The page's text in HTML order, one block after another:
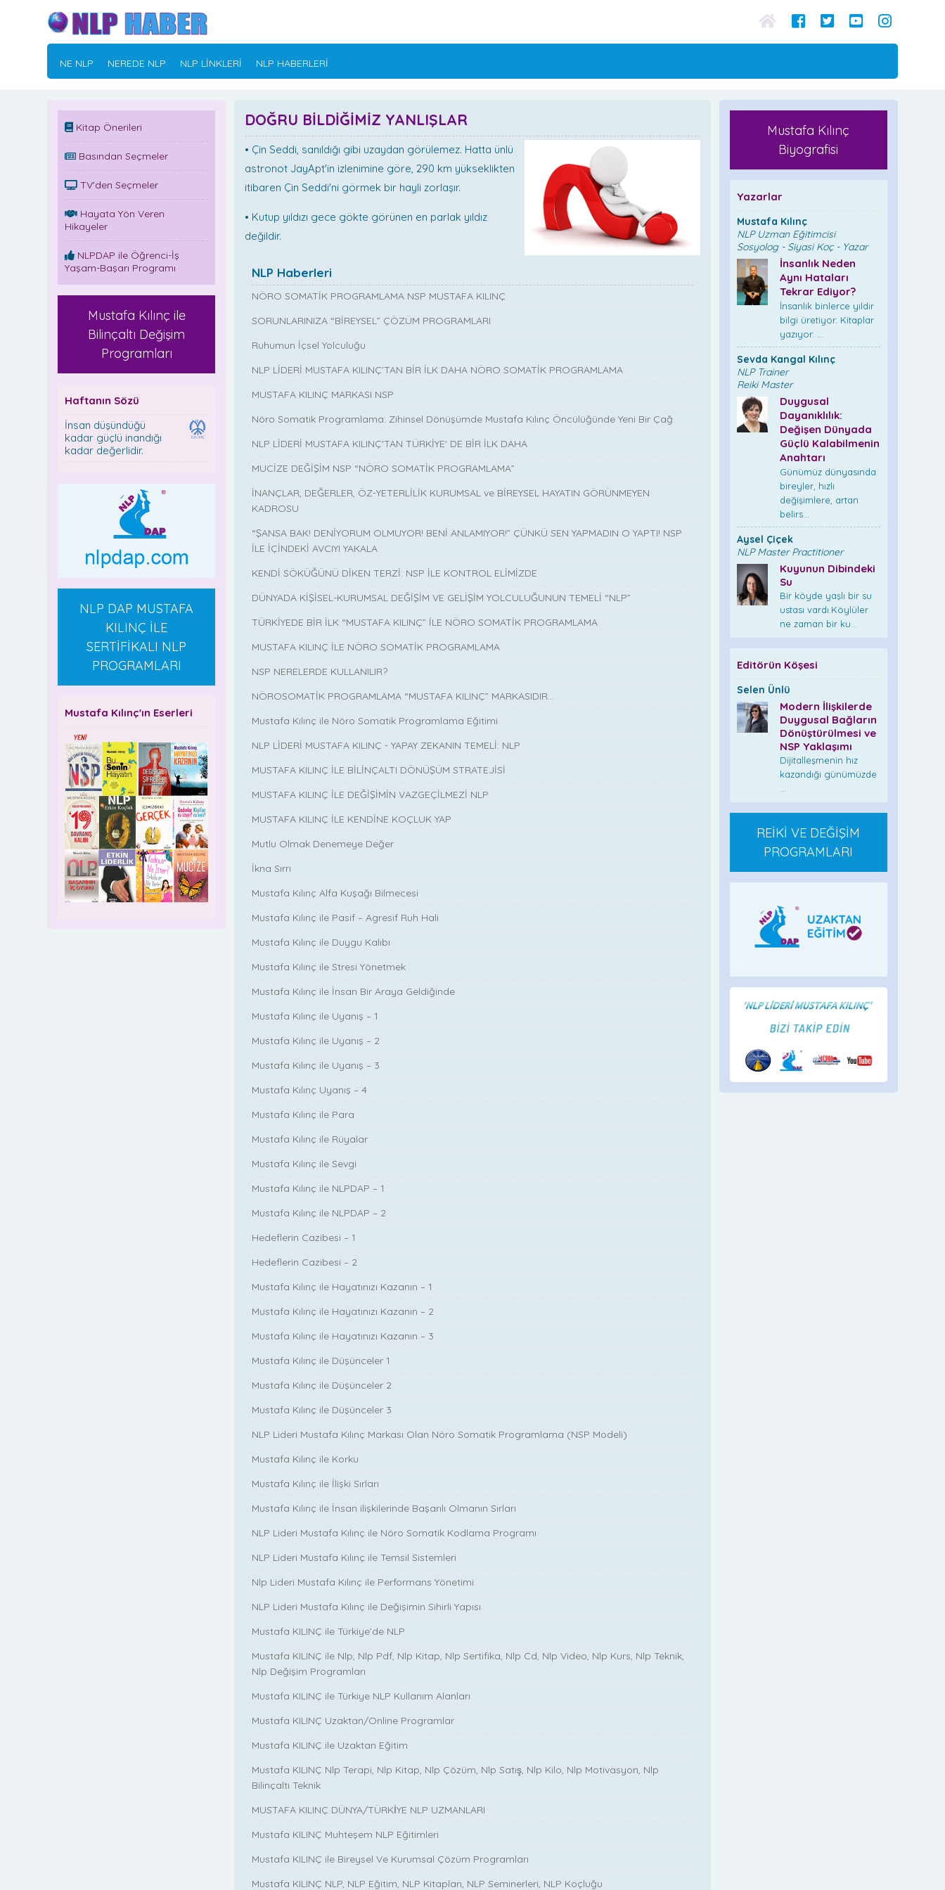
NE NLP NEREDE NLP NLP LİNKLERİ NLP HABERLERİ
Kitap Önerileri
Basından Seçmeler
TV'den Seçmeler
Hayata Yön Veren
Hikayeler
NLPDAP ile Öğrenci-İş
Yaşam-Başarı Programı
Mustafa Kılınç ile
Bilinçaltı Değişim
Programları
Haftanın Sözü
İnsan düşündüğü
kadar güçlü inandığı
kadar değerlidir.
NLP DAP MUSTAFA
KILINÇ İLE
SERTİFİKALI NLP
PROGRAMLARI
Mustafa Kılınç'ın Eserleri
DOĞRU BİLDİĞİMİZ YANLIŞLAR
• Çin Seddi, sanıldığı gibi uzaydan görülemez. Hatta ünlü
astronot JayApt'in izlenimine göre, 290 km yükseklikten
itibaren Çin Seddi'ni görmek bir hayli zorlaşır.
• Kutup yıldızı gece gökte görünen en parlak yıldız
değildir.
NLP Haberleri
NÖRO SOMATİK PROGRAMLAMA NSP MUSTAFA KILINÇ
SORUNLARINIZA “BİREYSEL” ÇÖZÜM PROGRAMLARI
Ruhumun İçsel Yolculuğu
NLP LİDERİ MUSTAFA KILINÇ’TAN BİR İLK DAHA NÖRO SOMATİK PROGRAMLAMA
MUSTAFA KILINÇ MARKASI NSP
Nöro Somatik Programlama: Zihinsel Dönüşümde Mustafa Kılınç Öncülüğünde Yeni Bir Çağ
NLP LİDERİ MUSTAFA KILINÇ'TAN TÜRKİYE' DE BİR İLK DAHA
MUCİZE DEĞİŞİM NSP “NÖRO SOMATİK PROGRAMLAMA”
İNANÇLAR, DEĞERLER, ÖZ-YETERLİLİK KURUMSAL ve BİREYSEL HAYATIN GÖRÜNMEYEN
KADROSU
“ŞANSA BAK! DENİYORUM OLMUYOR! BENİ ANLAMIYOR!” ÇÜNKÜ SEN YAPMADIN O YAPTI! NSP
İLE İÇİNDEKİ AVCIYI YAKALA
KENDİ SÖKÜĞÜNÜ DİKEN TERZİ: NSP İLE KONTROL ELİMİZDE
DÜNYADA KİŞİSEL-KURUMSAL DEĞİŞİM VE GELİŞİM YOLCULUĞUNUN TEMELİ “NLP”
TÜRKİYEDE BİR İLK “MUSTAFA KILINÇ” İLE NÖRO SOMATİK PROGRAMLAMA
MUSTAFA KILINÇ İLE NÖRO SOMATİK PROGRAMLAMA
NSP NERELERDE KULLANILIR?
NÖROSOMATİK PROGRAMLAMA “MUSTAFA KILINÇ” MARKASIDIR…
Mustafa Kılınç ile Nöro Somatik Programlama Eğitimi
NLP LİDERİ MUSTAFA KILINÇ - YAPAY ZEKANIN TEMELİ: NLP
MUSTAFA KILINÇ İLE BİLİNÇALTI DÖNÜŞÜM STRATEJİSİ
MUSTAFA KILINÇ İLE DEĞİŞİMİN VAZGEÇİLMEZİ NLP
MUSTAFA KILINÇ İLE KENDİNE KOÇLUK YAP
Mutlu Olmak Denemeye Değer
İkna Sırrı
Mustafa Kılınç Alfa Kuşağı Bilmecesi
Mustafa Kılınç ile Pasif – Agresif Ruh Hali
Mustafa Kılınç ile Duygu Kalıbı
Mustafa Kılınç ile Stresi Yönetmek
Mustafa Kılınç ile İnsan Bir Araya Geldiğinde
Mustafa Kılınç ile Uyanış – 1
Mustafa Kılınç ile Uyanış – 2
Mustafa Kılınç ile Uyanış – 3
Mustafa Kılınç Uyanış – 4
Mustafa Kılınç ile Para
Mustafa Kılınç ile Rüyalar
Mustafa Kılınç ile Sevgi
Mustafa Kılınç ile NLPDAP – 1
Mustafa Kılınç ile NLPDAP – 2
Hedeflerin Cazibesi – 1
Hedeflerin Cazibesi – 2
Mustafa Kılınç ile Hayatınızı Kazanın – 1
Mustafa Kılınç ile Hayatınızı Kazanın – 2
Mustafa Kılınç ile Hayatınızı Kazanın – 3
Mustafa Kılınç ile Düşünceler 1
Mustafa Kılınç ile Düşünceler 2
Mustafa Kılınç ile Düşünceler 3
NLP Lideri Mustafa Kılınç Markası Olan Nöro Somatik Programlama (NSP Modeli)
Mustafa Kılınç ile Korku
Mustafa Kılınç ile İlişki Sırları
Mustafa Kılınç ile İnsan ilişkilerinde Başarılı Olmanın Sırları
NLP Lideri Mustafa Kılınç ile Nöro Somatik Kodlama Programı
NLP Lideri Mustafa Kılınç ile Temsil Sistemleri
Nlp Lideri Mustafa Kılınç ile Performans Yönetimi
NLP Lideri Mustafa Kılınç ile Değişimin Sihirli Yapısı
Mustafa KILINÇ ile Türkiye’de NLP
Mustafa KILINÇ ile Nlp, Nlp Pdf, Nlp Kitap, Nlp Sertifika, Nlp Cd, Nlp Video, Nlp Kurs, Nlp Teknik,
Nlp Değişim Programları
Mustafa KILINÇ ile Türkiye NLP Kullanım Alanları
Mustafa KILINÇ Uzaktan/Online Programlar
Mustafa KILINÇ ile Uzaktan Eğitim
Mustafa KILINÇ Nlp Terapi, Nlp Kitap, Nlp Çözüm, Nlp Satış, Nlp Kilo, Nlp Motivasyon, Nlp
Bilinçaltı Teknik
MUSTAFA KILINÇ DÜNYA/TÜRKİYE NLP UZMANLARI
Mustafa KILINÇ Muhteşem NLP Eğitimleri
Mustafa KILINÇ ile Bireysel Ve Kurumsal Çözüm Programları
Mustafa KILINÇ NLP, NLP Eğitim, NLP Kitapları, NLP Seminerleri, NLP Koçluğu
Mustafa Kılınç
Biyografisi
Yazarlar
Mustafa Kılınç
NLP Uzman Eğitimcisi
Sosyolog - Siyasi Koç - Yazar
İnsanlık Neden
Aynı Hataları
Tekrar Ediyor?
İnsanlık binlerce yıldır
bilgi üretiyor. Kitaplar
yazıyor. ...
Sevda Kangal Kılınç
NLP Trainer
Reiki Master
Duygusal
Dayanıklılık:
Değişen Dünyada
Güçlü Kalabilmenin
Anahtarı
Günümüz dünyasında
bireyler, hızlı
değişimlere, artan
belirs...
Aysel Çiçek
NLP Master Practitioner
Kuyunun Dibindeki
Su
Bir köyde yaşlı bir su
ustası vardı.Köylüler
ne zaman bir ku...
Editörün Köşesi
Selen Ünlü
Modern İlişkilerde
Duygusal Bağların
Dönüştürülmesi ve
NSP Yaklaşımı
Dijitalleşmenin hız
kazandığı günümüzde
...
REİKİ VE DEĞİŞİM
PROGRAMLARI